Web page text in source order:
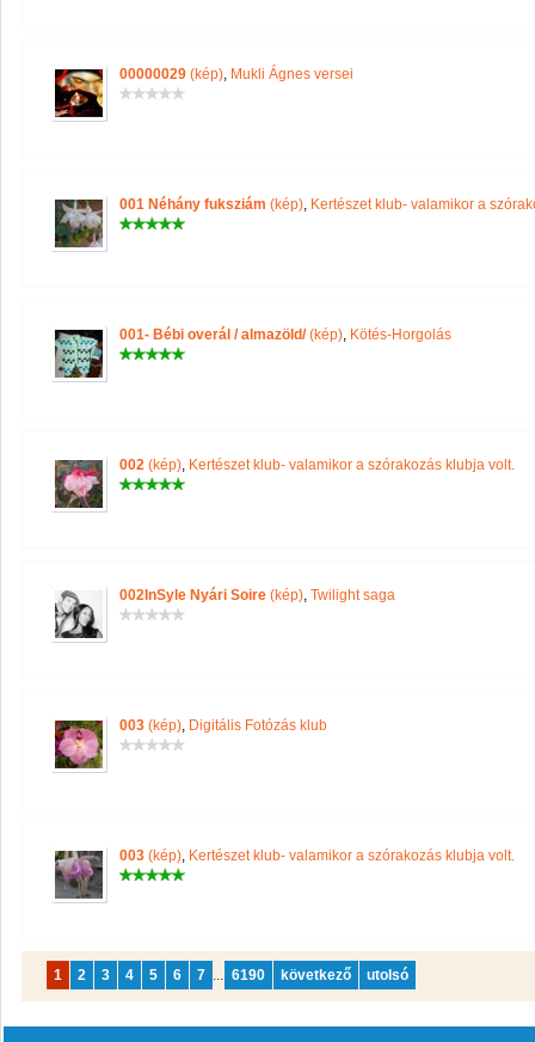
00000029 (kép), Mukli Ágnes versei
001 Néhány fuksziám (kép), Kertészet klub- valamikor a
001- Bébi overál / almazöld/(kép), Kötés-Horgolás
002 (kép), Kertészet klub- valamikor a szórakozás klubja volt.
002InSyle Nyári Soire (kép), Twilight saga
003 (kép), Digitális Fotózás klub
003 (kép), Kertészet klub- valamikor a szórakozás klubja volt.
1 2 3 4 5 6 7 ... 6190 következő utolsó